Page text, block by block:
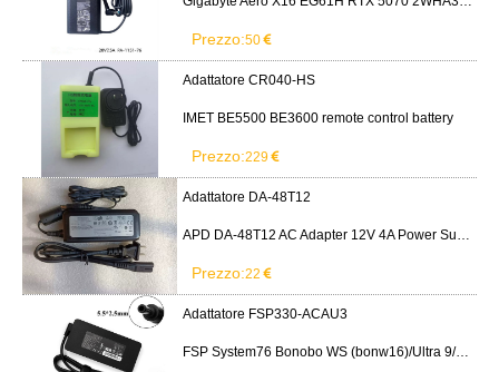
Prezzo:50
Adattatore CR040-HS
IMET BE5500 BE3600 remote control battery
Prezzo:229
Adattatore DA-48T12
APD DA-48T12 AC Adapter 12V 4A Power Supply Cord
Prezzo:22
Adattatore FSP330-ACAU3
FSP System76 Bonobo WS (bonw16)/Ultra 9/RTX5090